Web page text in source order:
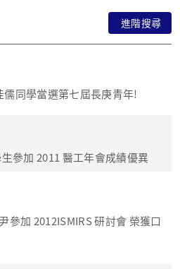
進階搜尋
儒同學當選第七屆長庚青年!
參加 2011 醫工年會成績優異
參加 2012ISMIRS 研討會 榮獲口